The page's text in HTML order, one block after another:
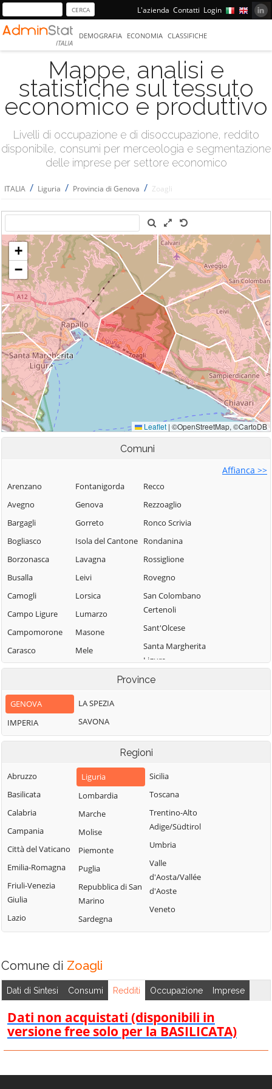
L'azienda Contatti Login
ITALIA
DEMOGRAFIA ECONOMIA CLASSIFICHE
Mappe, analisi e
statistiche sul tessuto
economico e produttivo
Livelli di occupazione e di disoccupazione, reddito
disponibile, consumi per merceologia e segmentazione
delle imprese per settore economico
ITALIA / Liguria / Provincia di Genova / Zoagli
Comuni
Affianca >>
Arenzano
Avegno
Bargagli
Bogliasco
Borzonasca
Busalla
Camogli
Campo Ligure
Campomorone
Carasco
Casarza Ligure
Castiglione
Chiavarese
Ceranesi
Cicagna
Cogoleto
Cogorno
Coreglia Ligure
Crocefieschi
Davagna
Fascia
Favale di Malvaro
Fontanigorda
Genova
Gorreto
Isola del Cantone
Lavagna
Leivi
Lorsica
Lumarzo
Masone
Mele
Mezzanego
Moconesi
Moneglia
Montebruno
Ne
Neirone
Orero
Pieve Ligure
Portofino
Propata
Rapallo
Recco
Rezzoaglio
Ronco Scrivia
Rondanina
Rossiglione
Rovegno
San Colombano
Certenoli
Sant'Olcese
Santa Margherita
Ligure
Santo Stefano
Sestri Levante
Sori
Tiglieto
Vobbia
Zoagli
Province
GENOVA
IMPERIA
LA SPEZIA
SAVONA
Regioni
Abruzzo
Basilicata
Calabria
Campania
Città del Vaticano
Emilia-Romagna
Friuli-Venezia
Giulia
Lazio
Liguria
Lombardia
Marche
Molise
Piemonte
Puglia
Repubblica di San
Marino
Sardegna
Sicilia
Toscana
Trentino-Alto
Adige/Südtirol
Umbria
Valle
d'Aosta/Vallée
d'Aoste
Veneto
Comune di Zoagli
Dati di Sintesi Consumi Redditi Occupazione Imprese
Dati non acquistati (disponibili in
versione free solo per la BASILICATA)